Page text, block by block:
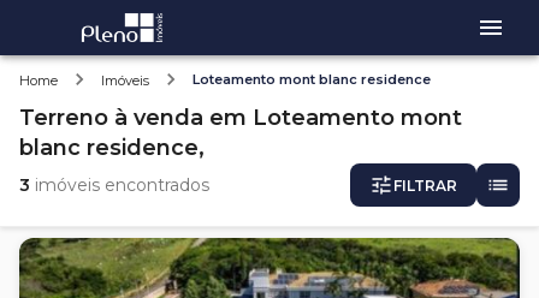
Home Imóveis Loteamento mont blanc residence
Terreno à venda em Loteamento mont
blanc residence,
3 imóveis encontrados FILTRAR